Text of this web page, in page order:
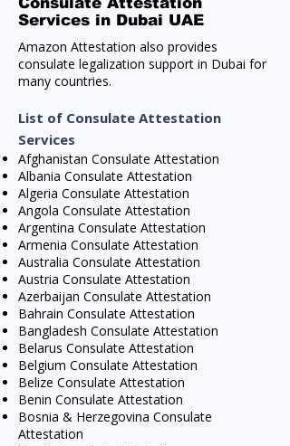
Services in Dubai UAE
Amazon Attestation also provides
consulate legalization support in Dubai for
many countries.
List of Consulate Attestation
Services
Afghanistan Consulate Attestation
Albania Consulate Attestation
Algeria Consulate Attestation
Angola Consulate Attestation
Argentina Consulate Attestation
Armenia Consulate Attestation
Australia Consulate Attestation
Austria Consulate Attestation
Azerbaijan Consulate Attestation
Bahrain Consulate Attestation
Bangladesh Consulate Attestation
Belarus Consulate Attestation
Belgium Consulate Attestation
Belize Consulate Attestation
Benin Consulate Attestation
Bosnia & Herzegovina Consulate
Attestation